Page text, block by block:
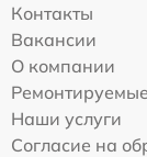
Контакты
Вакансии
О компании
Наши услуги
Согласие на